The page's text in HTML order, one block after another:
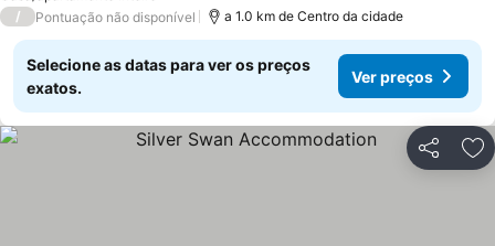
/ Pontuação não disponível a 1.0 km de Centro da cidade
Selecione as datas para ver os preços
exatos.
Ver preços
Partilhar